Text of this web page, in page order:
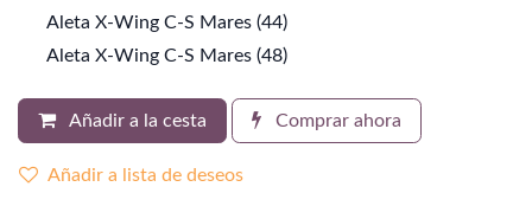
Aleta X-Wing C-S Mares (44)
Aleta X-Wing C-S Mares (48)
Añadir a la cesta Comprar ahora
Añadir a lista de deseos